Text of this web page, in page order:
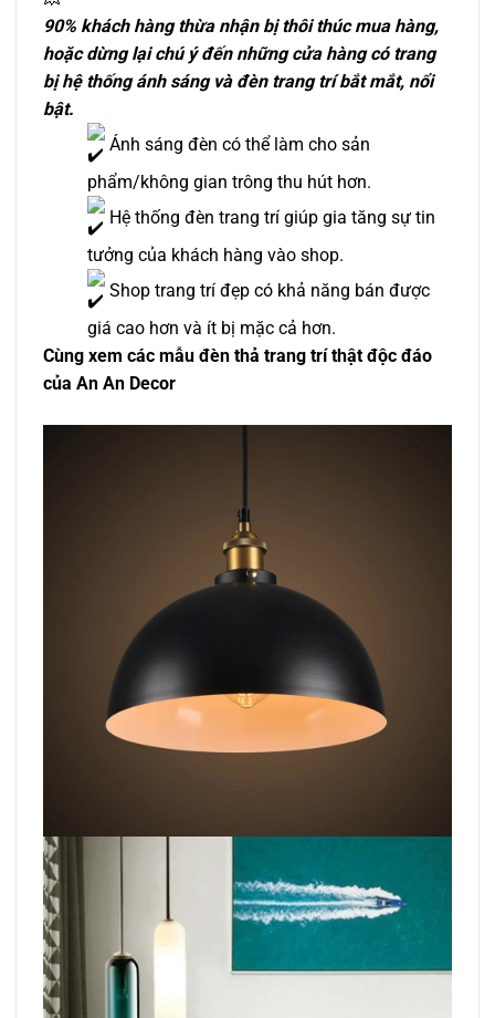
90% khách hàng thừa nhận bị thôi thúc mua hàng,
hoặc dừng lại chú ý đến những cửa hàng có trang
bị hệ thống ánh sáng và đèn trang trí bắt mắt, nổi
bật.
Ánh sáng đèn có thể làm cho sản
phẩm/không gian trông thu hút hơn.
Hệ thống đèn trang trí giúp gia tăng sự tin
tưởng của khách hàng vào shop.
Shop trang trí đẹp có khả năng bán được
giá cao hơn và ít bị mặc cả hơn.
Cùng xem các mẫu đèn thả trang trí thật độc đáo
của An An Decor